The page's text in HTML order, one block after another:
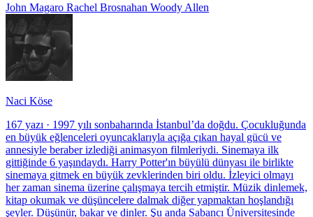
John Magaro Rachel Brosnahan Woody Allen
Naci Köse
167 yazı · 1997 yılı sonbaharında İstanbul’da doğdu. Çocukluğunda
en büyük eğlenceleri oyuncaklarıyla açığa çıkan hayal gücü ve
annesiyle beraber izlediği animasyon filmleriydi. Sinemaya ilk
gittiğinde 6 yaşındaydı. Harry Potter'ın büyülü dünyası ile birlikte
sinemaya gitmek en büyük zevklerinden biri oldu. İzleyici olmayı
her zaman sinema üzerine çalışmaya tercih etmiştir. Müzik dinlemek,
kitap okumak ve düşüncelere dalmak diğer yapmaktan hoşlandığı
şeyler. Düşünür, bakar ve dinler. Şu anda Sabancı Üniversitesinde